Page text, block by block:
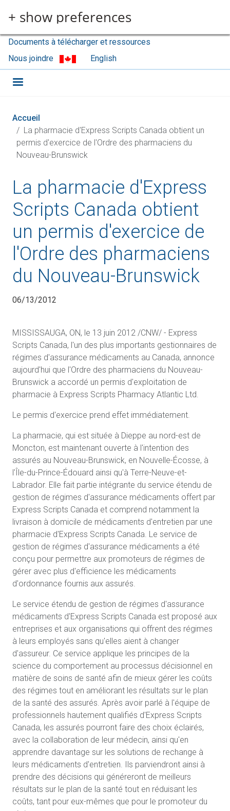
+ show preferences
Documents à télécharger et ressources
Nous joindre
English
Accueil
La pharmacie d'Express Scripts Canada obtient un
permis d'exercice de l'Ordre des pharmaciens du
Nouveau-Brunswick
La pharmacie d'Express
Scripts Canada obtient
un permis d'exercice de
l'Ordre des pharmaciens
du Nouveau-Brunswick
06/13/2012
MISSISSAUGA, ON, le 13 juin 2012 /CNW/ - Express
Scripts Canada, l'un des plus importants gestionnaires de
régimes d'assurance médicaments au Canada, annonce
aujourd'hui que l'Ordre des pharmaciens du Nouveau-
Brunswick a accordé un permis d'exploitation de
pharmacie à Express Scripts Pharmacy Atlantic Ltd.
Le permis d'exercice prend effet immédiatement.
La pharmacie, qui est située à Dieppe au nord-est de
Moncton, est maintenant ouverte à l'intention des
assurés au Nouveau-Brunswick, en Nouvelle-Écosse, à
l'Île-du-Prince-Édouard ainsi qu'à Terre-Neuve-et-
Labrador. Elle fait partie intégrante du service étendu de
gestion de régimes d'assurance médicaments offert par
Express Scripts Canada et comprend notamment la
livraison à domicile de médicaments d'entretien par une
pharmacie d'Express Scripts Canada. Le service de
gestion de régimes d'assurance médicaments a été
conçu pour permettre aux promoteurs de régimes de
gérer avec plus d'efficience les médicaments
d'ordonnance fournis aux assurés.
Le service étendu de gestion de régimes d'assurance
médicaments d'Express Scripts Canada est proposé aux
entreprises et aux organisations qui offrent des régimes
à leurs employés sans qu'elles aient à changer
d'assureur. Ce service applique les principes de la
science du comportement au processus décisionnel en
matière de soins de santé afin de mieux gérer les coûts
des régimes tout en améliorant les résultats sur le plan
de la santé des assurés. Après avoir parlé à l'équipe de
professionnels hautement qualifiés d'Express Scripts
Canada, les assurés pourront faire des choix éclairés,
avec la collaboration de leur médecin, ainsi qu'en
apprendre davantage sur les solutions de rechange à
leurs médicaments d'entretien. Ils parviendront ainsi à
prendre des décisions qui généreront de meilleurs
résultats sur le plan de la santé tout en réduisant les
coûts, tant pour eux-mêmes que pour le promoteur du